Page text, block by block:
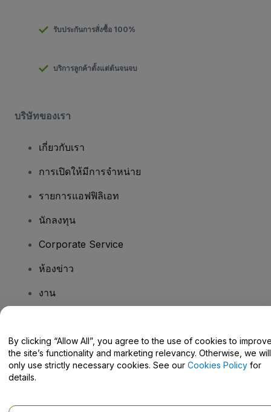
รับประกันการสั่งซื้อ 100%
บริการลูกค้าตั้งแต่ต้นจนจบ
บริษัทของเรา
เกี่ยวกับเรา
การเปิดให้มีการจำหน่าย
รายการแอฟฟิลิเอท
นักลงทุน
Corporate Service
ห้องข่าว
งาน
Help Centre / Contact Us
By clicking “Allow All”, you agree to the use of cookies to
the site’s functionality and marketing relevancy. Otherwise, we will
only use strictly necessary cookies. See our Cookies Policy for
details.